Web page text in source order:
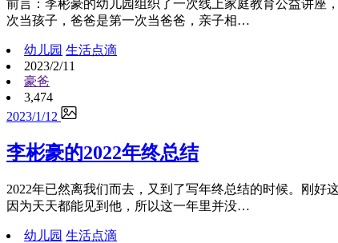
前言：李彬豪的幼儿园组织了一次线上家庭教育公益讲座
次当孩子，爸爸是第一次当爸爸，亲子相…
幼儿园 生活点滴
2023/2/11
豪爸
3,474
2023/1/12
李彬豪的2022年终总结
2022年已然离我们而去，又到了写年终总结的时候。刚好
因为天天都能见到他，所以这一年里并没…
幼儿园 生活点滴